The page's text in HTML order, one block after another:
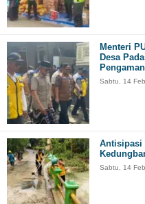
Menteri
Desa
Sabtu, 14
Antisipasi
Sabtu, 14